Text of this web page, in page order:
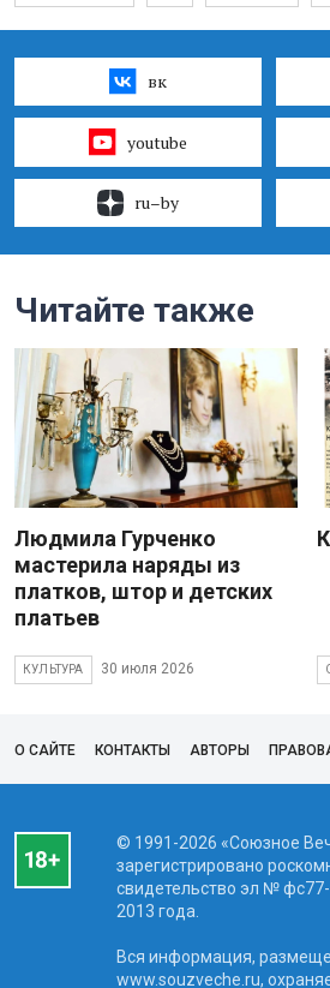
вк
youtube
ru–by
Читайте также
Людмила Гурченко
мастерила наряды из
платков, штор и детских
платьев
КУЛЬТУРА 30 июля 2026
О САЙТЕ КОНТАКТЫ АВТОРЫ
© 1991-2026 «Союзное
зарегистрировано
свидетельство эл №
2013 года.
Вся информация,
www.souzveche.ru,